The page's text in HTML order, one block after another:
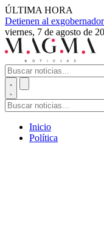
ÚLTIMA HORA
Detienen al
viernes, 7 de agosto de
Inicio
Política